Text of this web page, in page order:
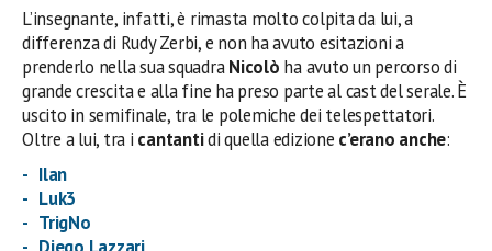
L’insegnante, infatti, è rimasta molto colpita da lui, a
differenza di Rudy Zerbi, e non ha avuto esitazioni a
prenderlo nella sua squadraNicolò ha avuto un percorso di
grande crescita e alla fine ha preso parte al cast del serale. È
uscito in semifinale, tra le polemiche dei telespettatori.
Oltre a lui, tra i cantantidi quella edizione c’erano anche:
Ilan
Luk3
TrigNo